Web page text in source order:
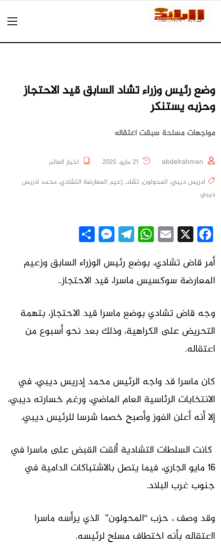
وضع رئيس وزراء تشاد السابق قيد الاحتجاز
وحزبه يستنكر
مواجهات مسلحة سبقت اعتقاله
abdelrahman
اخبار العالم
ادريس ديبي, المحولون, تشاد, زعيم المعارضة التشادي, محمد ادريس
ديبي
Facebook
X
Email
WhatsApp
Telegram
Messenger
أمر قاض تشادي، بوضع رئيس الوزراء السابق وزعيم
المعارضة سوكسيس ماسرا، قيد الاحتجاز..
وجه قاض تشادي بوضع ماسرا قيد الاحتجاز، بتهمة
التحريض على الكراهية، وذلك بعد نحو أسبوع من
اعتقاله.
كان ماسرا قد واجه الرئيس محمد إدريس ديبي، في
الانتخابات الرئاسية العام الماضي، ورغم خسارته ديبي،
إلا أنه أعلن الفوز وأصبح خصما شرسا للرئيس ديبي.
كانت السلطات التشادية ألقت القبض على ماسرا في
16 مايو الجاري، فيما يتصل بالاشتباكات الدامية في
جنوب غرب البلاد.
وقد وصف ، حزب “المحولون” الذي يرأسه ماسرا
ااعتقاله بأنه اختطاف مسلح لرئيسه.